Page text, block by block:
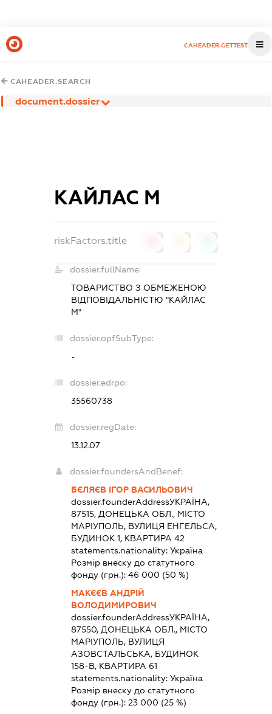
CAHEADER.GETTEST
CAHEADER.SEARCH
document.dossier
КАЙЛАС М
riskFactors.title
dossier.fullName:
ТОВАРИСТВО З ОБМЕЖЕНОЮ
ВІДПОВІДАЛЬНІСТЮ "КАЙЛАС
М"
dossier.opfSubType:
-
dossier.edrpo:
35560738
dossier.regDate:
13.12.07
dossier.foundersAndBenef:
БЄЛЯЄВ ІГОР ВАСИЛЬОВИЧ
dossier.founderAddressУКРАЇНА,
87515, ДОНЕЦЬКА ОБЛ., МІСТО
МАРІУПОЛЬ, ВУЛИЦЯ ЕНГЕЛЬСА,
БУДИНОК 1, КВАРТИРА 42
statements.nationality:Україна
Розмір внеску до статутного
фонду (грн.):46 000 (50 %)
МАКЄЄВ АНДРІЙ
ВОЛОДИМИРОВИЧ
dossier.founderAddressУКРАЇНА,
87550, ДОНЕЦЬКА ОБЛ., МІСТО
МАРІУПОЛЬ, ВУЛИЦЯ
АЗОВСТАЛЬСЬКА, БУДИНОК
158-В, КВАРТИРА 61
statements.nationality:Україна
Розмір внеску до статутного
фонду (грн.):23 000 (25 %)